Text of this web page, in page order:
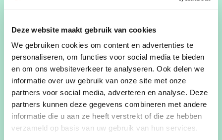
Deze website maakt gebruik van cookies
We gebruiken cookies om content en advertenties te
personaliseren, om functies voor social media te bieden
en om ons websiteverkeer te analyseren. Ook delen we
informatie over uw gebruik van onze site met onze
partners voor social media, adverteren en analyse. Deze
partners kunnen deze gegevens combineren met andere
informatie die u aan ze heeft verstrekt of die ze hebben
verzameld op basis van uw gebruik van hun services.
jeugdverenigingen door te investeren in veilige,
toegankelijke jeugdlokalen en het vergroten van
het aanbod aan speelmogelijkheden in de buurt.
We maken werk vangroene speelplekkenen
veilige fiets- en wandelroutes naar onze
jeugdcentra. Daarnaast luisteren we naar de stem
van dejeugdraaden betrekken we die actief bij
het ontwikkelen van nieuw beleid, zodat de ideeën
en wensen van onze jongeren een plaats krijgen in
de stad.